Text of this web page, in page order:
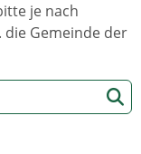
je nach
die Gemeinde der